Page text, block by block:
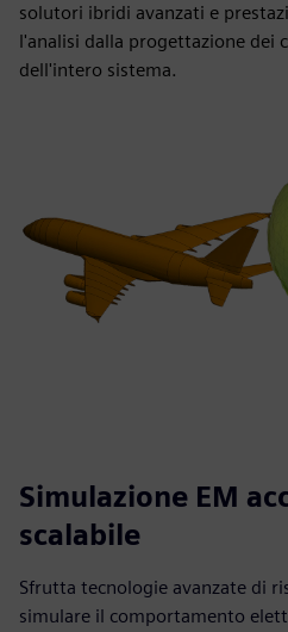
solutori ibridi avanzati e
l'analisi dalla progettazione dei
dell'intero sistema.
Simulazione EM
scalabile
Sfrutta tecnologie avanzate di
simulare il comportamento